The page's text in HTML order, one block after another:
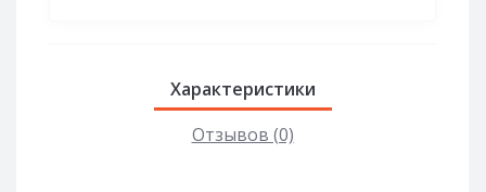
Характеристики
Отзывов (0)